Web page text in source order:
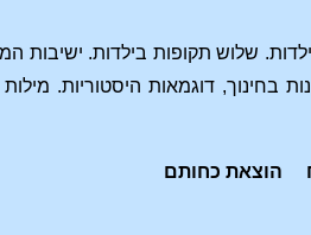
שלוש תקופות בילדות. ישיבות
בחינוך, דוגמאות היסטוריות.